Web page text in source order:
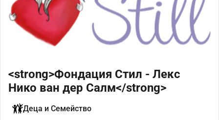
<strong>Фондация Стил - Лекс
Нико ван дер Салм</strong>
Деца и Семейство